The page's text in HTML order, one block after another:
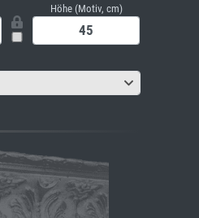
Höhe (Motiv, cm)